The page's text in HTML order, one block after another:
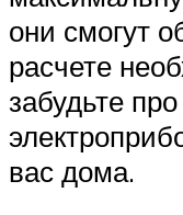
они смогут
расчете
забудьте
вас дома.